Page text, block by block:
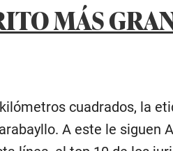
MÁS
cuadrados, la
A este le siguen